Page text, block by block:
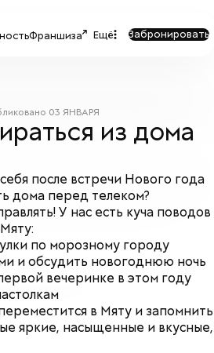
Франшиза Ещё Забронировать
03 ЯНВАРЯ
из дома
после встречи Нового года
дома перед телеком?
У нас есть куча поводов
по морозному городу
и обсудить новогоднюю ночь
вечеринке в этом году
в Мяту и запомнить
яркие, насыщенные и вкусные,